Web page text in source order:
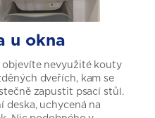
u okna
nevyužité kouty
dveřích, kam se
zapustit psací stůl.
uchycená na